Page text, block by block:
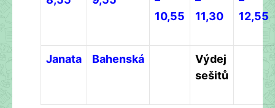
10,55
11,30
12,55
Janata Bahenská
Výdej
sešitů